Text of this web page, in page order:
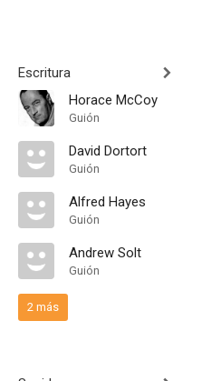
Escritura
Horace McCoy
Guión
David Dortort
Guión
Alfred Hayes
Guión
Andrew Solt
Guión
2 más